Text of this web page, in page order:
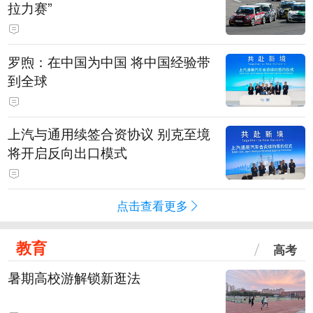
拉力赛”
罗煦：在中国为中国 将中国经验带
到全球
上汽与通用续签合资协议 别克至境
将开启反向出口模式
点击查看更多
教育 高考
暑期高校游解锁新逛法